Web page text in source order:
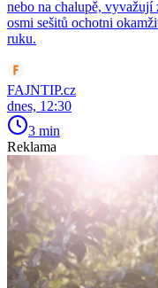
nebo na chalupě, vyvažují
osmi sešitů ochotni
ruku.
FAJNTIP.cz
dnes, 12:30
3 min
Reklama